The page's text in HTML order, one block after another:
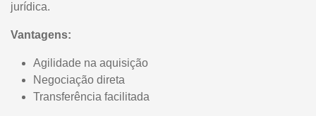
jurídica.
Vantagens:
Agilidade na aquisição
Negociação direta
Transferência facilitada